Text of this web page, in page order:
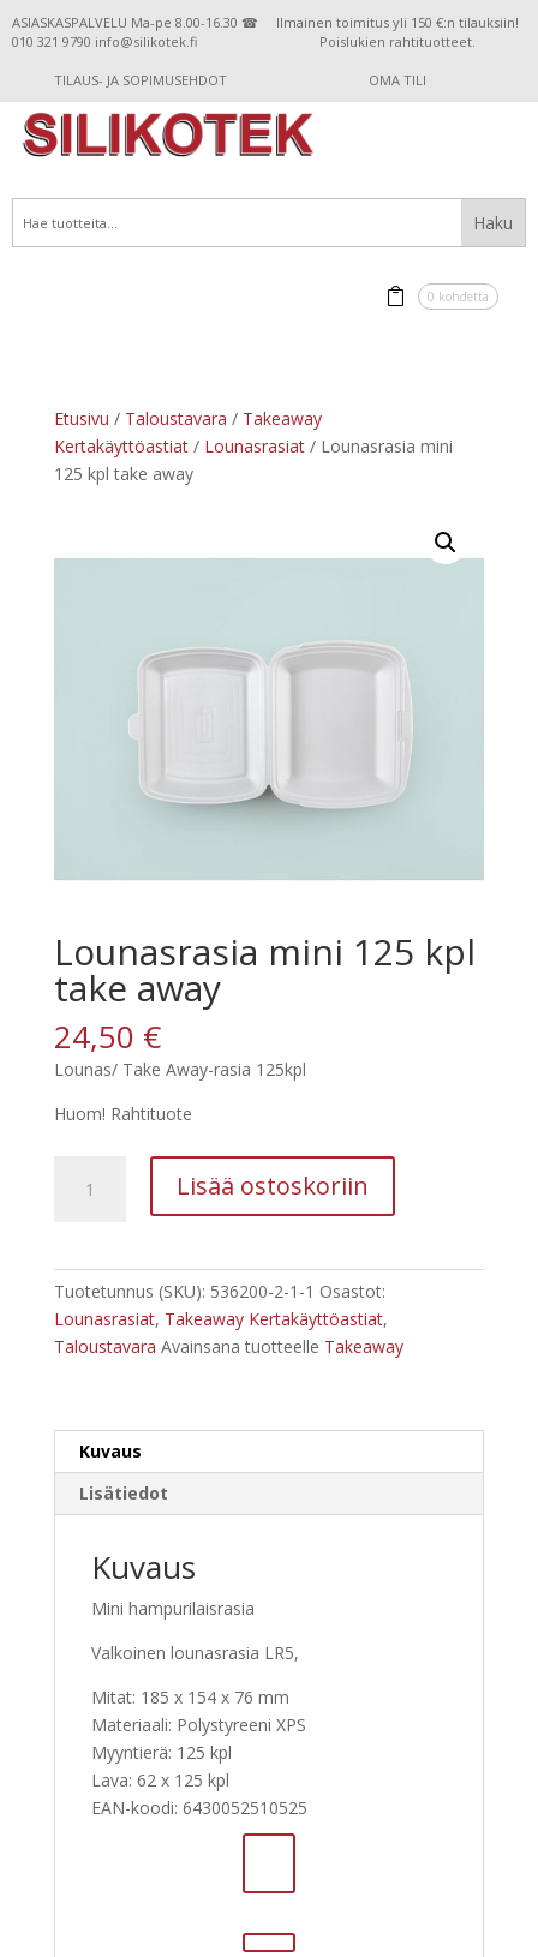
ASIASKASPALVELU Ma-pe 8.00-16.30 ☎
010 321 9790 info@silikotek.fi
Ilmainen toimitus yli 150 €:n tilauksiin!
Poislukien rahtituotteet.
TILAUS- JA SOPIMUSEHDOT OMA TILI
0 kohdetta
Etusivu / Taloustavara / Takeaway
Kertakäyttöastiat/ Lounasrasiat/ Lounasrasia mini
125 kpl take away
Lounasrasia mini 125 kpl
take away
24,50 €
Lounas/ Take Away-rasia 125kpl
Huom! Rahtituote
määrä
Lisää ostoskoriin
Tuotetunnus (SKU): 536200-2-1-1 Osastot:
Lounasrasiat, Takeaway Kertakäyttöastiat,
Taloustavara Avainsana tuotteelle Takeaway
Kuvaus
Lisätiedot
Kuvaus
Mini hampurilaisrasia
Valkoinen lounasrasia LR5,
Mitat: 185 x 154 x 76 mm
Materiaali: Polystyreeni XPS
Myyntierä: 125 kpl
Lava: 62 x 125 kpl
EAN-koodi: 6430052510525